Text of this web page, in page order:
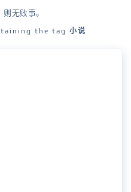
无败事。
the tag 小说